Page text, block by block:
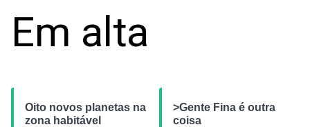
Em alta
Oito novos planetas na
zona habitável
>Gente Fina é outra
coisa